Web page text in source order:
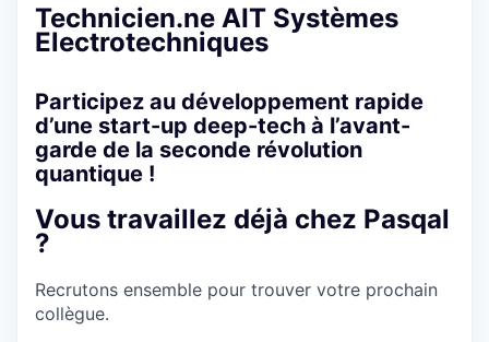
Technicien.ne AIT Systèmes
Electrotechniques
Participez au développement rapide
d’une start-up deep-tech à l’avant-
garde de la seconde révolution
quantique !
Vous travaillez déjà chez Pasqal
?
Recrutons ensemble pour trouver votre prochain
collègue.